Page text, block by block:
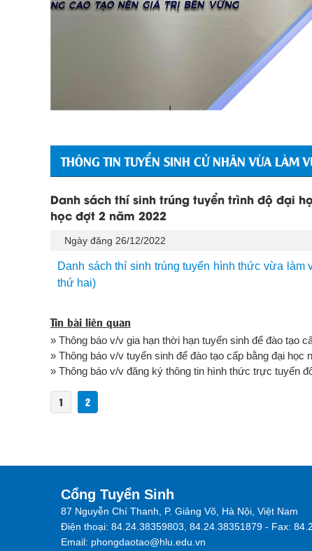
THÔNG TIN TUYỂN SINH CỬ NHÂN VỪA LÀM
Danh sách thí sinh trúng tuyển trình độ đại
học đợt 2 năm 2022
Ngày đăng 26/12/2022
Danh sách thí sinh trúng tuyển hình thức vừa
thứ hai)
Tin bài liên quan
» Thông báo v/v gia hạn thời hạn tuyển sinh để đào tạo
» Thông báo v/v tuyển sinh để đào tạo cấp bằng đại học
» Thông báo v/v đăng ký thông tin hình thức trực tuyến
1 2
Cổng Tuyển Sinh
87 Nguyễn Chí Thanh, P. Giảng Võ, Hà Nội, Việt Nam
Điện thoại: 84.24.38359803, 84.24.38351879 - Fax:
Email: phongdaotao@hlu.edu.vn